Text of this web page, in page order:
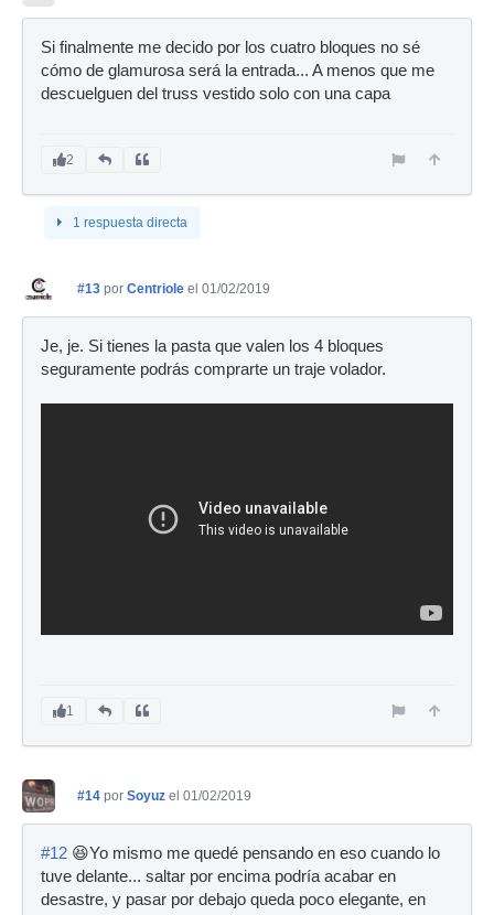
Si finalmente me decido por los cuatro bloques no sé
cómo de glamurosa será la entrada... A menos que me
descuelguen del truss vestido solo con una capa
2
1 respuesta directa
#13 por Centriole el 01/02/2019
Je, je. Si tienes la pasta que valen los 4 bloques
seguramente podrás comprarte un traje volador.
1
#14 por Soyuz el 01/02/2019
#12 😆Yo mismo me quedé pensando en eso cuando lo
tuve delante... saltar por encima podría acabar en
desastre, y pasar por debajo queda poco elegante, en